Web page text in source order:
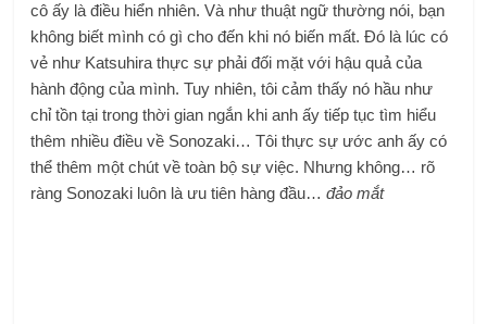
cô ấy là điều hiển nhiên. Và như thuật ngữ thường nói, bạn
không biết mình có gì cho đến khi nó biến mất. Đó là lúc có
vẻ như Katsuhira thực sự phải đối mặt với hậu quả của
hành động của mình. Tuy nhiên, tôi cảm thấy nó hầu như
chỉ tồn tại trong thời gian ngắn khi anh ấy tiếp tục tìm hiểu
thêm nhiều điều về Sonozaki… Tôi thực sự ước anh ấy có
thể thêm một chút về toàn bộ sự việc. Nhưng không… rõ
ràng Sonozaki luôn là ưu tiên hàng đầu…đảo mắt